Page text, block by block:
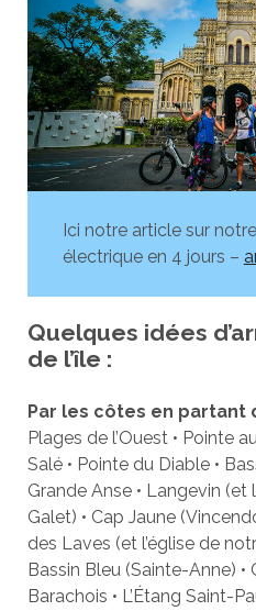
Ici notre article sur
électrique en 4 jours –
Quelques idées
de l’île :
Par les côtes en partant
Plages de l’Ouest • Pointe
Salé • Pointe du Diable •
Grande Anse • Langevin
Galet) • Cap Jaune
des Laves (et l’église de
Bassin Bleu (Sainte-Anne) •
Barachois • L’Étang Saint-